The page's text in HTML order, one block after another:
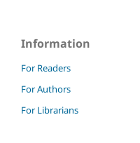
Information
For Readers
For Authors
For Librarians